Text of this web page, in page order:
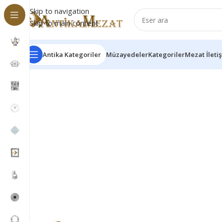
Skip to navigation
Skip to main content
Antika Kategoriler MüzayedelerKategorilerMezat